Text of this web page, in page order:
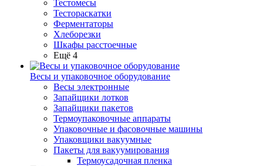
Тестомесы
Тестораскатки
Ферментаторы
Хлеборезки
Шкафы расстоечные
Ещё 4
Весы и упаковочное оборудование
Весы электронные
Запайщики лотков
Запайщики пакетов
Термоупаковочные аппараты
Упаковочные и фасовочные машины
Упаковщики вакуумные
Пакеты для вакуумирования
Термоусадочная пленка